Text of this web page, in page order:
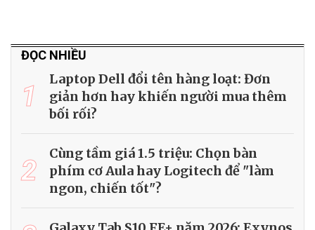
ĐỌC NHIỀU
1
Laptop Dell đổi tên hàng loạt: Đơn
giản hơn hay khiến người mua thêm
bối rối?
2
Cùng tầm giá 1.5 triệu: Chọn bàn
phím cơ Aula hay Logitech để "làm
ngon, chiến tốt"?